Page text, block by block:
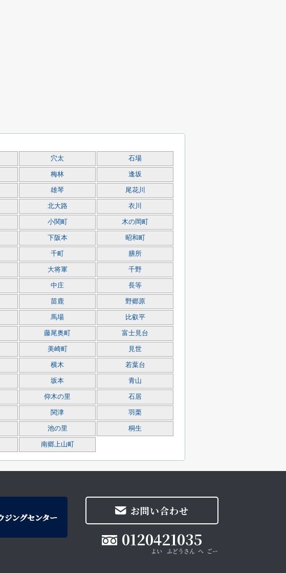
穴太 石場
梅林 逢坂
雄琴 尾花川
北大路 衣川
小関町 木の岡町
下阪本 昭和町
千町 膳所
大将軍 千野
中庄 長等
苗鹿 野郷原
馬場 比叡平
藤尾奥町 富士見台
美崎町 見世
横木 若葉台
坂本 青山
仰木の里 石居
関津 羽栗
池の里 桐生
南郷上山町
お問い合わせ
0120421035